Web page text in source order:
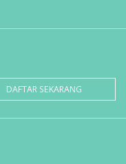
DAFTAR SEKARANG